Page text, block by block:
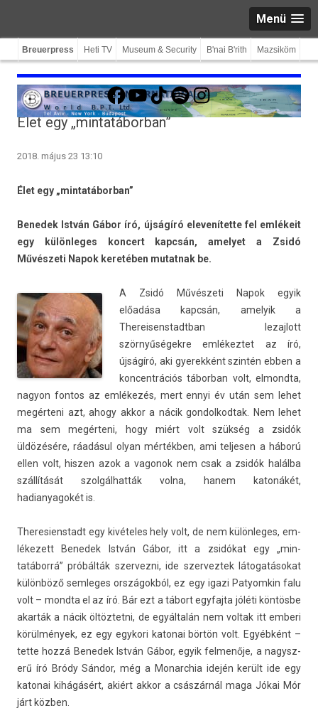
Menü
Breuerpress Heti TV Museum & Security B'nai B'rith Mazsiköm
Facebook
YouTube
TikTokSpotifyInstagram
Élet egy „mintatáborban”
2018. május 23 13:10
Élet egy „min­tatábor­ban”
Be­nedek István Gábor író, újságíró elevenítet­te fel emlékeit
egy külön­leges kon­cert kapcsán, amelyet a Zsidó
Művészeti Napok keretében mutat­nak be.
A Zsidó Művészeti Napok egyik
előadása kapcsán, amelyik a
Thereisenstadtban lezaj­lott
szörnyűségekre em­lékez­tet az író,
újságíró, aki gyerek­ként szintén ebben a
kon­centrációs tábor­ban volt, el­mondta,
nagyon fon­tos az emlékezés, mert ennyi év után sem lehet
megérteni azt, ahogy akkor a nácik gon­dolkod­tak. Nem lehet
ma sem megérteni, hogy miért volt szükség a zsidók
üldözésére, ráadásul olyan mértékben, ami tel­jes­en a háború
ellen volt, hisz­en azok a vagonok nem csak a zsidók halálba
szállítását szolgálhatták volna, hanem katonákét,
hadianyagokét is.
Theresienstadt egy kivételes hely volt, de nem külön­leges, em­
lékezett Be­nedek István Gábor, itt a zsidókat egy „min­
tatáborrá” próbálták szer­vezni, ide szer­veztek látogatásokat
különböző sem­leges országokból, ez egy igazi Patyom­kin falu
volt – mondta el az író. Bár ezt a tábort egyfaj­ta jóléti köntösbe
akarták a nácik öltöz­tetni, de egyáltalán nem vol­tak itt em­beri
körülmények, ez egy egykori katonai börtön volt. Egyébként –
tette hozzá Be­nedek István Gábor, egyik fel­menője, a nagysz­
erű író Bródy Sándor, még a Monarchia idején került ide egy
katonai kihágásért, akiért akkor a császárnál maga Jókai Mór
járt közben.